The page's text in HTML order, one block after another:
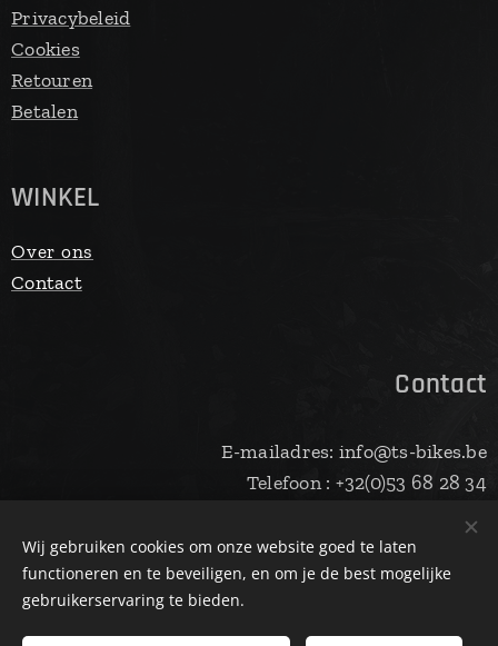
Privacybeleid
Cookies
Retouren
Betalen
WINKEL
Over ons
Contact
Contact
E-mailadres: info@ts-bikes.be
Telefoon : +32(0)53 68 28 34
Cookies
Wij gebruiken cookies om onze website goed te laten
functioneren en te beveiligen, en om je de best mogelijke
gebruikerservaring te bieden.